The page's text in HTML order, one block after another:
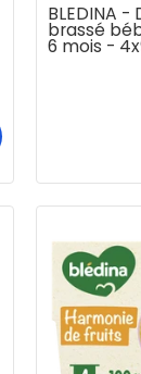
BLEDINA -
brassé
6 mois -